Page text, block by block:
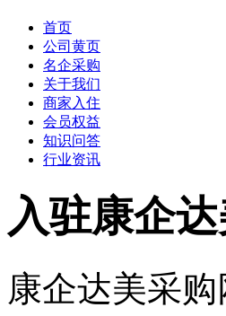
首页
公司黄页
名企采购
关于我们
商家入住
会员权益
知识问答
行业资讯
入驻康企
康企达美采